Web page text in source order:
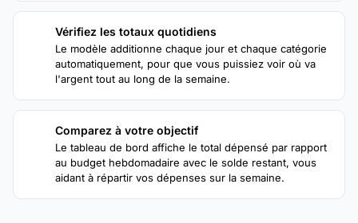
Vérifiez les totaux quotidiens
Le modèle additionne chaque jour et chaque catégorie
automatiquement, pour que vous puissiez voir où va
l'argent tout au long de la semaine.
Comparez à votre objectif
Le tableau de bord affiche le total dépensé par rapport
au budget hebdomadaire avec le solde restant, vous
aidant à répartir vos dépenses sur la semaine.